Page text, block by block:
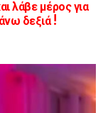
λάβε μέρος για
δεξιά !